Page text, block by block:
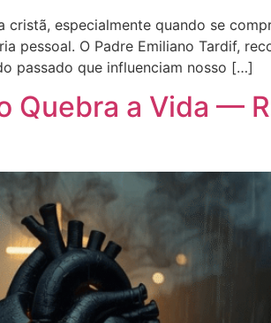
especialmente quando se
pessoal. O Padre Emiliano Tardif,
passado que influenciam nosso […]
Quebra a Vida —